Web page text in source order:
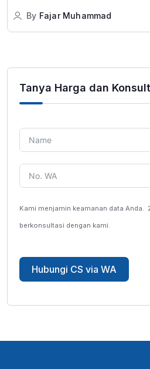
By Fajar Muhammad
Tanya Harga dan
Kami menjamin keamanan data Anda.
berkonsultasi dengan kami.
Hubungi CS via WA